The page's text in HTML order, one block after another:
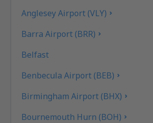
Anglesey Airport (VLY)
Barra Airport (BRR)
Belfast
Benbecula Airport (BEB)
Birmingham Airport (BHX)
Bournemouth Hurn (BOH)